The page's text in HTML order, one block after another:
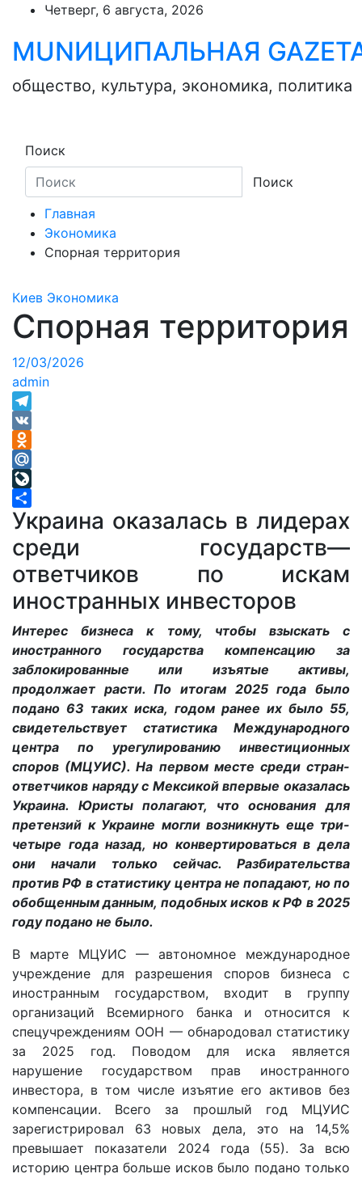
content
Четверг, 6 августа, 2026
MUNИЦИПАЛЬНАЯ
общество, культура, экономика, политика
Поиск
Поиск
Главная
Экономика
Спорная территория
Киев Экономика
Спорная территория
12/03/2026
admin
Telegram
VK
Odnoklassniki
Mail.Ru
LiveJournal
Отправить
Украина оказалась в лидерах
среди государств—
ответчиков по искам
иностранных инвесторов
Интерес бизнеса к тому, чтобы взыскать с
иностранного государства компенсацию за
заблокированные или изъятые активы,
продолжает расти. По итогам 2025 года было
подано 63 таких иска, годом ранее их было 55,
свидетельствует статистика Международного
центра по урегулированию инвестиционных
споров (МЦУИС). На первом месте среди стран-
ответчиков наряду с Мексикой впервые оказалась
Украина. Юристы полагают, что основания для
претензий к Украине могли возникнуть еще три-
четыре года назад, но конвертироваться в дела
они начали только сейчас. Разбирательства
против РФ в статистику центра не попадают, но по
обобщенным данным, подобных исков к РФ в 2025
году подано не было.
В марте МЦУИС — автономное международное
учреждение для разрешения споров бизнеса с
иностранным государством, входит в группу
организаций Всемирного банка и относится к
спецучреждениям ООН — обнародовал статистику
за 2025 год. Поводом для иска является
нарушение государством прав иностранного
инвестора, в том числе изъятие его активов без
компенсации. Всего за прошлый год МЦУИС
зарегистрировал 63 новых дела, это на 14,5%
превышает показатели 2024 года (55). За всю
историю центра больше исков было подано только